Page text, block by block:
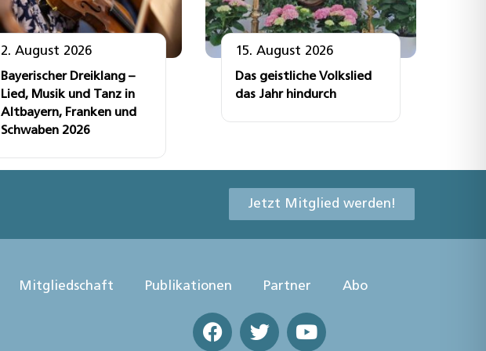
2. August 2026
Bayerischer Dreiklang –
Lied, Musik und Tanz in
Altbayern, Franken und
Schwaben 2026
15. August 2026
Das geistliche Volkslied
das Jahr hindurch
Jetzt Mitglied werden!
Mitgliedschaft Publikationen Partner Abo